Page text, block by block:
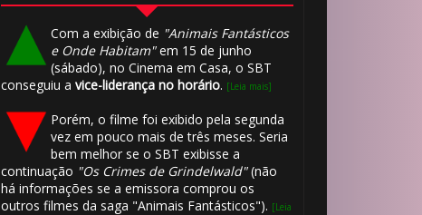
Com a exibição de "Animais Fantásticos
e Onde Habitam"em 15 de junho
(sábado), no Cinema em Casa, o SBT
conseguiu a vice-liderança no horário. [Leia mais]
Porém, o filme foi exibido pela segunda
vez em pouco mais de três meses. Seria
bem melhor se o SBT exibisse a
continuação "Os Crimes de Grindelwald"(não
há informações se a emissora comprou os
outros filmes da saga "Animais Fantásticos"). [Leia
🎈
1️⃣ 8️⃣